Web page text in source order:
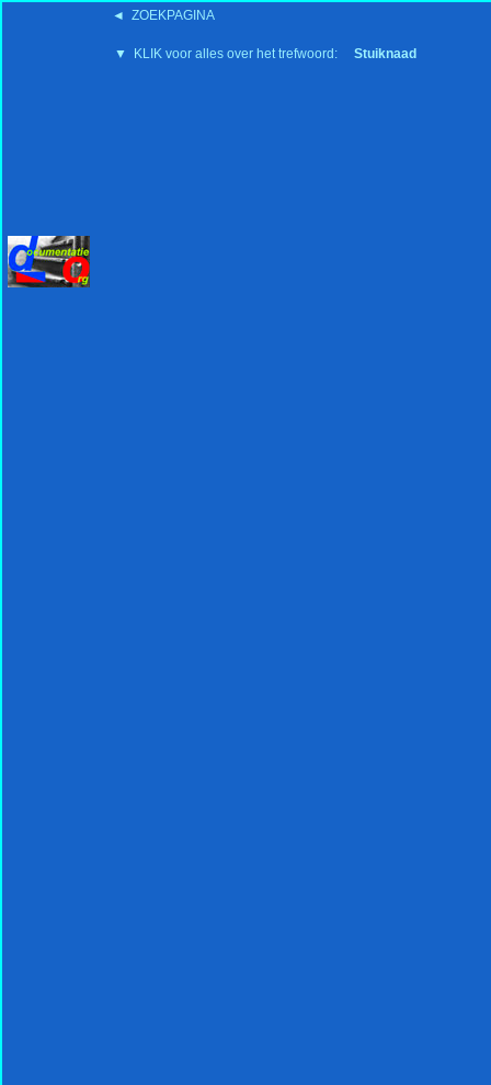
◄ ZOEKPAGINA
▼ KLIK voor alles over het trefwoord: Stuiknaad
'15:19 19-2-2008